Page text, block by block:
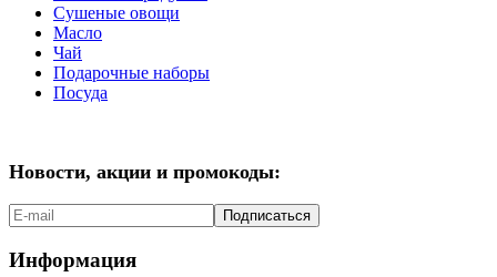
Сушеные овощи
Масло
Чай
Подарочные наборы
Посуда
Новости, акции и промокоды:
Подписаться
Информация